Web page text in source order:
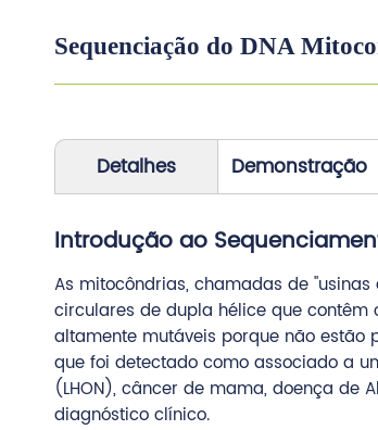
Sequenciação do DNA
Detalhes Demonstração
Introdução ao
As mitocôndrias, chamadas de
circulares de dupla hélice que contêm
altamente mutáveis porque não estão
que foi detectado como associado a
(LHON), câncer de mama, doença de
diagnóstico clínico.